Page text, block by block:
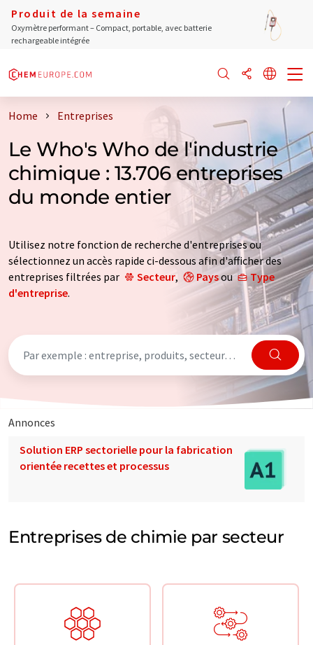
Produit de la semaine
Oxymètre performant – Compact, portable, avec batterie
rechargeable intégrée
Home Entreprises
Le Who's Who de l'industrie
chimique : 13.706 entreprises
du monde entier
Utilisez notre fonction de recherche d'entreprises ou
sélectionnez un accès rapide ci-dessous afin d'afficher des
entreprises filtrées par
Secteur, Paysou
Type
d'entreprise.
Annonces
Solution ERP sectorielle pour la fabrication
orientée recettes et processus
Entreprises de chimie par secteur